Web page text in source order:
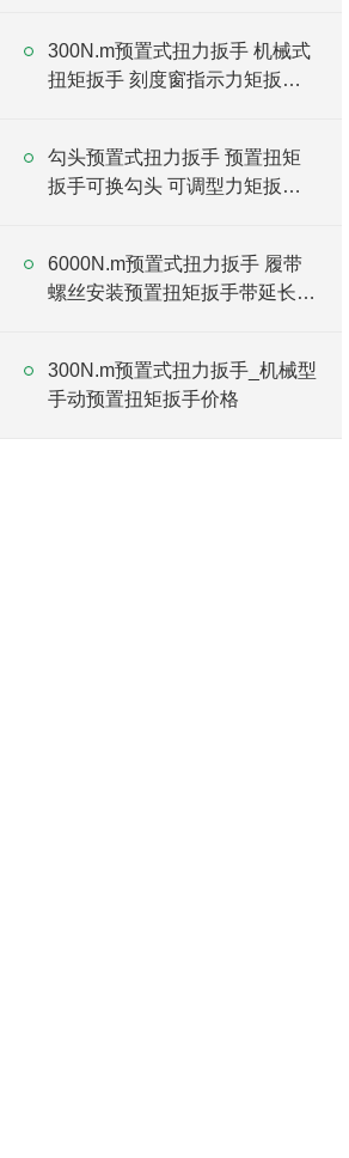
300N.m预置式扭力扳手 机械式
扭矩扳手 刻度窗指示力矩扳手
勾头预置式扭力扳手 预置扭矩
扳手可换勾头 可调型力矩扳手
6000N.m预置式扭力扳手 履带
螺丝安装预置扭矩扳手带延长杆
300N.m预置式扭力扳手_机械型
手动预置扭矩扳手价格